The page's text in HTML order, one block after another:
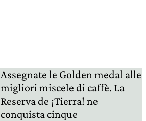
Assegnate le Golden medal alle
migliori miscele di caffè. La
Reserva de ¡Tierra! ne
conquista cinque